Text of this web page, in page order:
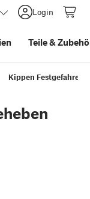
Login
Teile&
Kippen Festgefahren